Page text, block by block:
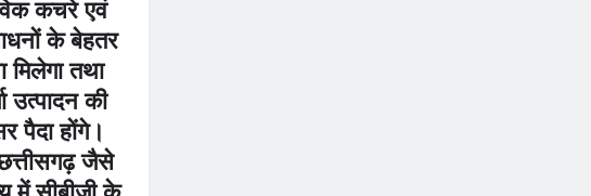
कचरे एवं
के बेहतर
मिलेगा तथा
उत्पादन की
पैदा होंगे।
जैसे